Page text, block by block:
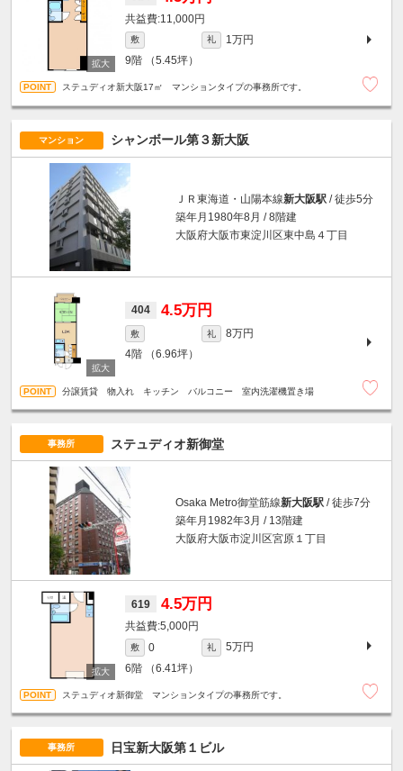
11,000円
敷 礼
1万円
9階
（5.45坪）
ステュディオ新大阪17㎡ マンションタイプの事務所です。
マンション シャンボール第３新大阪
ＪＲ東海道・山陽本線新大阪駅 / 徒歩5分
築年月1980年8月 / 8階建
大阪府大阪市東淀川区東中島４丁目
404 4.5万円
敷 礼
8万円
4階
（6.96坪）
分譲賃貸 物入れ キッチン バルコニー 室内洗濯機置き場
事務所 ステュディオ新御堂
Osaka Metro御堂筋線新大阪駅 / 徒歩7分
築年月1982年3月 / 13階建
大阪府大阪市淀川区宮原１丁目
619 4.5万円
5,000円
敷 0 礼
5万円
6階
（6.41坪）
ステュディオ新御堂 マンションタイプの事務所です。
事務所 日宝新大阪第１ビル